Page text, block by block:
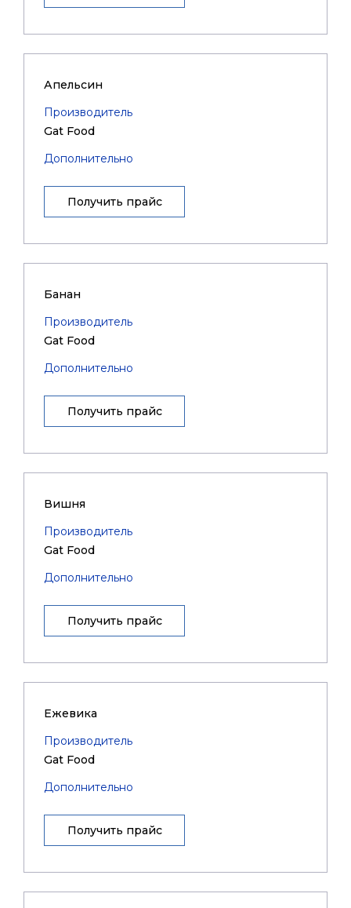
Апельсин
Производитель
Gat Food
Дополнительно
Получить прайс
Банан
Производитель
Gat Food
Дополнительно
Получить прайс
Вишня
Производитель
Gat Food
Дополнительно
Получить прайс
Ежевика
Производитель
Gat Food
Дополнительно
Получить прайс